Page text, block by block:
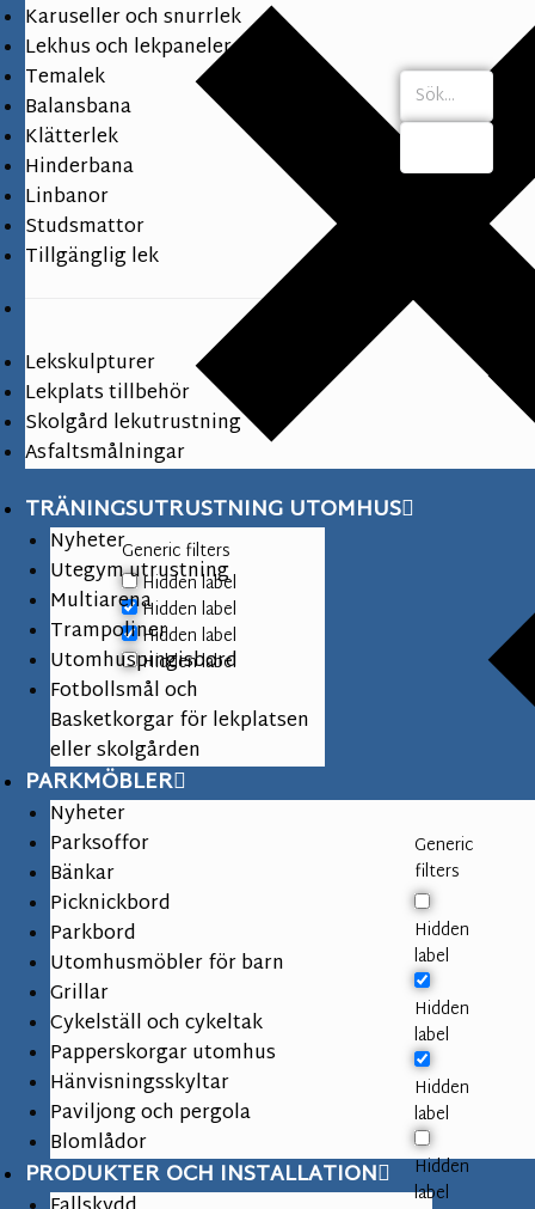
Generic filters
Hidden label
Hidden label
Hidden label
Hidden label
Generic
filters
Hidden
label
Hidden
label
Hidden
label
Hidden
label
Karuseller och snurrlek
Lekhus och lekpaneler
Temalek
Balansbana
Klätterlek
Hinderbana
Linbanor
Studsmattor
Tillgänglig lek
Lekskulpturer
Lekplats tillbehör
Skolgård lekutrustning
Asfaltsmålningar
TRÄNINGSUTRUSTNING UTOMHUS
Nyheter
Utegym utrustning
Multiarena
Trampoliner
Utomhuspingisbord
Fotbollsmål och
Basketkorgar för lekplatsen
eller skolgården
PARKMÖBLER
Nyheter
Parksoffor
Bänkar
Picknickbord
Parkbord
Utomhusmöbler för barn
Grillar
Cykelställ och cykeltak
Papperskorgar utomhus
Hänvisningsskyltar
Paviljong och pergola
Blomlådor
PRODUKTER OCH INSTALLATION